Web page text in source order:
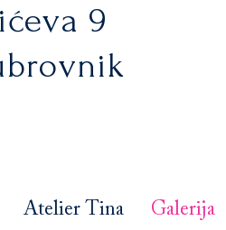
9
Atelier Tina Galerija